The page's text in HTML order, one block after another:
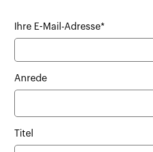
Ihre E-Mail-Adresse*
Anrede
Titel